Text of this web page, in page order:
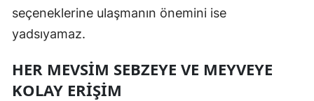
seçeneklerine ulaşmanın önemini ise
yadsıyamaz.
HER MEVSIM SEBZEYE VE MEYVEYE
KOLAY ERIŞIM